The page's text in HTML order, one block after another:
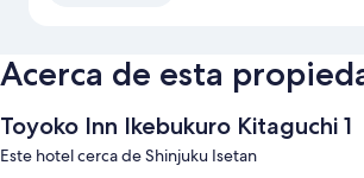
Acerca de esta
Toyoko Inn Ikebukuro Kitaguchi 1
Este hotel cerca de Shinjuku Isetan